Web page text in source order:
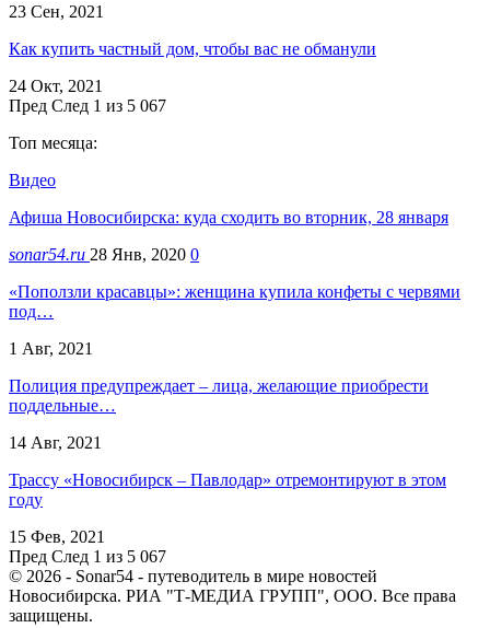
23 Сен, 2021
Как купить частный дом, чтобы вас не обманули
24 Окт, 2021
Пред След 1 из 5 067
Топ месяца:
Видео
Афиша Новосибирска: куда сходить во вторник, 28 января
sonar54.ru 28 Янв, 2020 0
«Поползли красавцы»: женщина купила конфеты с червями
под…
1 Авг, 2021
Полиция предупреждает – лица, желающие приобрести
поддельные…
14 Авг, 2021
Трассу «Новосибирск – Павлодар» отремонтируют в этом
году
15 Фев, 2021
Пред След 1 из 5 067
© 2026 - Sonar54 - путеводитель в мире новостей
Новосибирска. РИА "Т-МЕДИА ГРУПП", ООО. Все права
защищены.